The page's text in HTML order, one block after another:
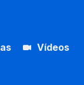
Vídeos